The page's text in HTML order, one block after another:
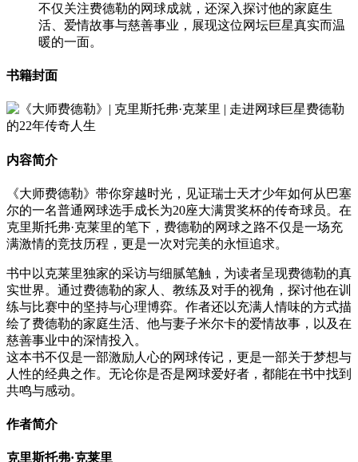
不仅关注费德勒的网球成就，还深入探讨他的家庭生
活、爱情故事与慈善事业，展现这位网坛巨星真实而温
暖的一面。
书籍封面
内容简介
《大师费德勒》带你穿越时光，见证瑞士天才少年如何从巴塞
尔的一名普通网球选手成长为20座大满贯奖杯的传奇球员。在
克里斯托弗·克莱里的笔下，费德勒的网球之路不仅是一场充
满激情的竞技历程，更是一次对完美的永恒追求。
书中以克莱里独家的采访与细腻笔触，为读者呈现费德勒的真
实世界。通过费德勒的家人、教练及对手的视角，探讨他在训
练与比赛中的坚持与心理博弈。作者还以充满人情味的方式描
绘了费德勒的家庭生活、他与妻子米尔卡的爱情故事，以及在
慈善事业中的深情投入。
这本书不仅是一部激励人心的网球传记，更是一部关于梦想与
人性的经典之作。无论你是否是网球爱好者，都能在书中找到
共鸣与感动。
作者简介
克里斯托弗·克莱里